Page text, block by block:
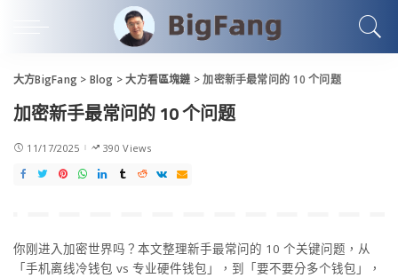
大方BigFang > Blog >大方看區塊鏈 >加密新手最常问的 10 个问题
加密新手最常问的 10 个问题
11/17/2025 390 Views
你刚进入加密世界吗？本文整理新手最常问的 10 个关键问题，从
「手机离线冷钱包 vs 专业硬件钱包」，到「要不要分多个钱包」，